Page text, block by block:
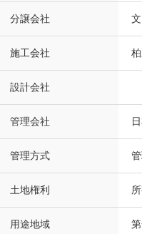
分譲会社
施工会社
設計会社
管理会社
管理方式
土地権利
用途地域